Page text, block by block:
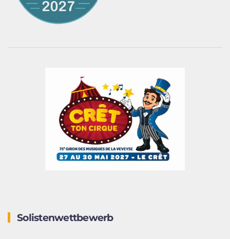
Solistenwettbewerb